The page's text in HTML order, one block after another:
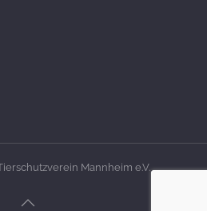
Mannheim e.V.